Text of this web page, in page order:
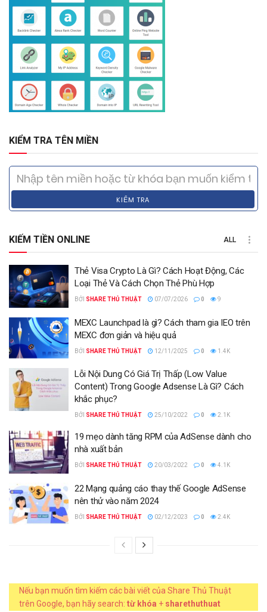
KIỂM TRA TÊN MIỀN
KIỂM TRA
KIẾM TIỀN ONLINE ALL
Thẻ Visa Crypto Là Gì? Cách Hoạt Động, Các
Loại Thẻ Và Cách Chọn Thẻ Phù Hợp
BỞI SHARE THỦ THUẬT 07/07/2026 0 9
MEXC Launchpad là gì? Cách tham gia IEO trên
MEXC đơn giản và hiệu quả
BỞI SHARE THỦ THUẬT 12/11/2025 0 1.4K
Lỗi Nội Dung Có Giá Trị Thấp (Low Value
Content) Trong Google Adsense Là Gì? Cách
khắc phục?
BỞI SHARE THỦ THUẬT 25/10/2022 0 2.1K
19 mẹo dành tăng RPM của AdSense dành cho
nhà xuất bản
BỞI SHARE THỦ THUẬT 20/03/2022 0 4.1K
22 Mạng quảng cáo thay thế Google AdSense
nên thử vào năm 2024
BỞI SHARE THỦ THUẬT 02/12/2023 0 2.4K
Nếu bạn muốn tìm kiếm các bài viết của Share Thủ Thuật
trên Google, bạn hãy search: từ khóa + sharethuthuat